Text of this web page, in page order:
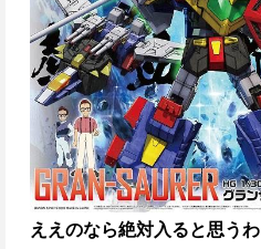
ええのなら絶対入ると思うわ